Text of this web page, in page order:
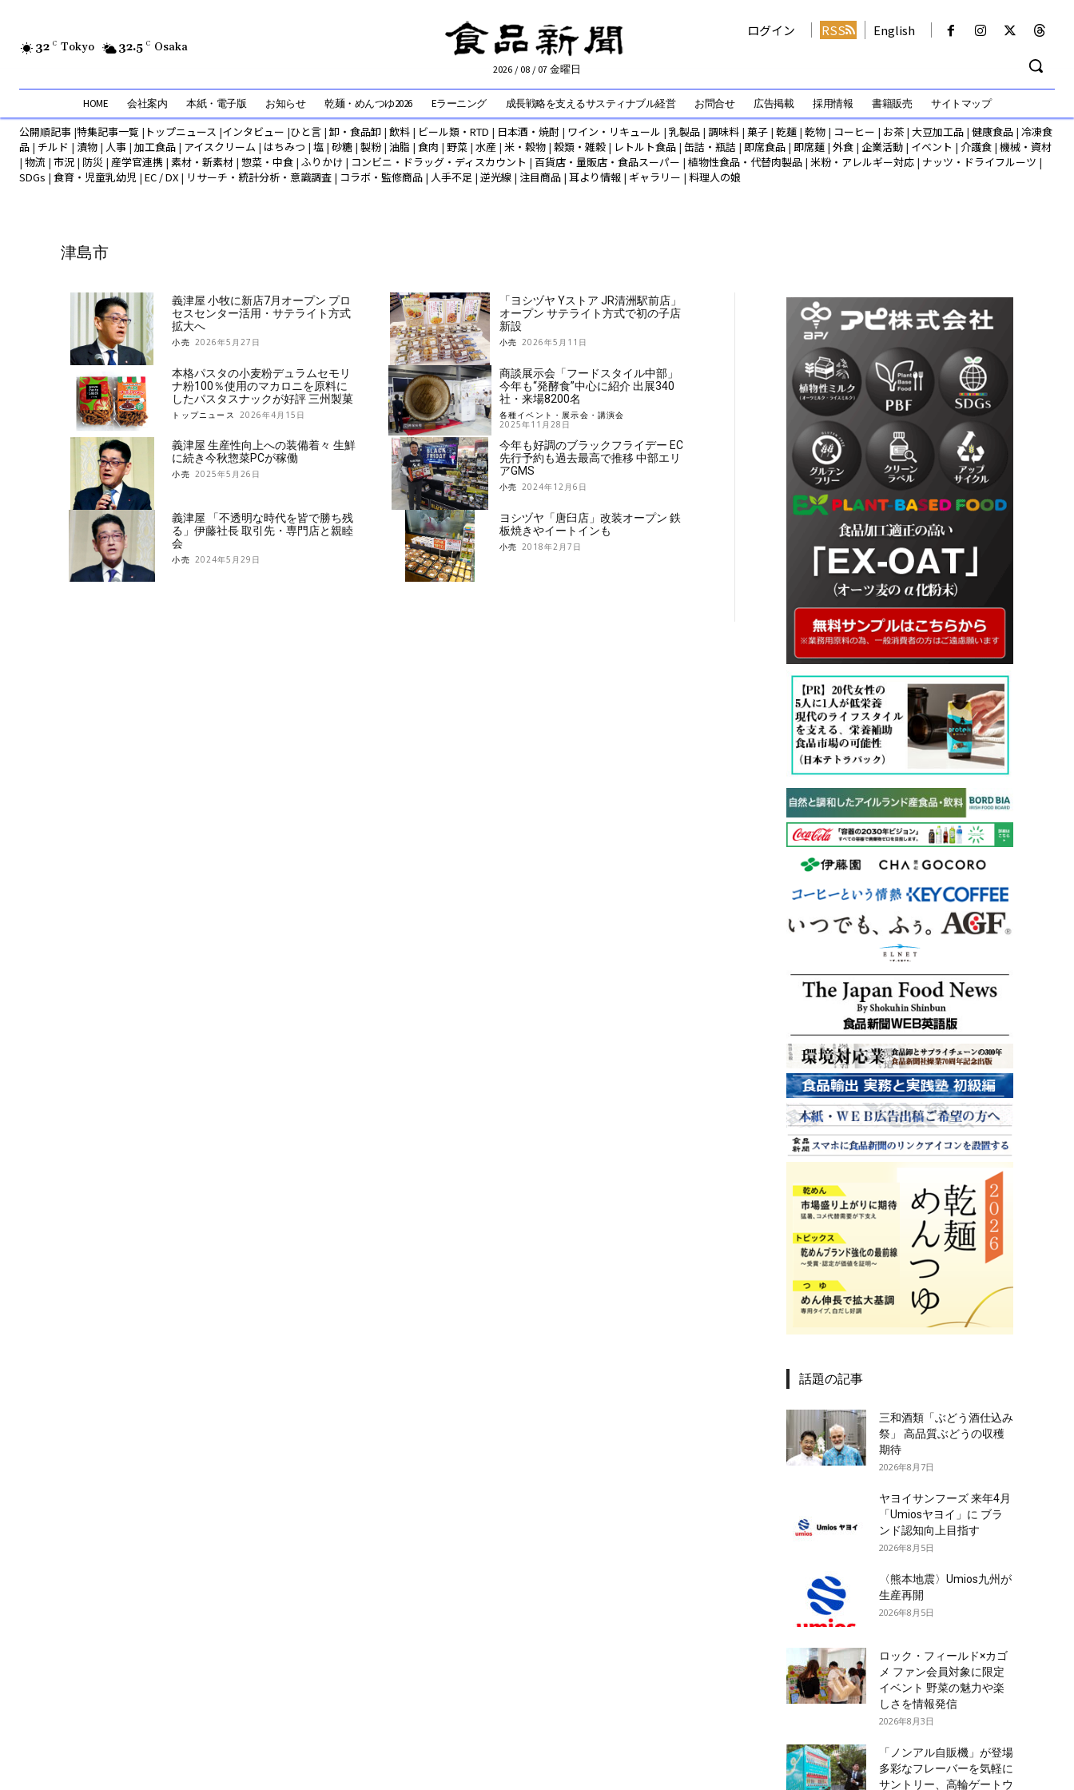
32 C Tokyo 32.5 C Osaka
2026 / 08 / 07 金曜日
ログイン RSS English
HOME 会社案内 本紙・電子版 お知らせ 乾麺・めんつゆ2026 Eラーニング 成長戦略を支えるサスティナブル経営 お問合せ 広告掲載 採用情報 書籍販売 サイトマップ
公開順記事 |特集記事一覧 | トップニュース |インタビュー |ひと言 |卸・食品卸 | 飲料 | ビール類・RTD | 日本酒・焼酎 | ワイン・リキュール | 乳製品 | 調味料 | 菓子 | 乾麺 | 乾物 | コーヒー | お茶 | 大豆加工品 | 健康食品 | 冷凍食
品 | チルド | 漬物 | 人事 | 加工食品 | アイスクリーム | はちみつ | 塩 | 砂糖 | 製粉| 油脂 | 食肉 | 野菜 | 水産 | 米・穀物 | 穀類・雑穀 | レトルト食品 | 缶詰・瓶詰 | 即席食品 | 即席麺 | 外食 | 企業活動 | イベント | 介護食 | 機械・資材
| 物流 | 市況 | 防災 | 産学官連携 | 素材・新素材 | 惣菜・中食 | ふりかけ | コンビニ・ドラッグ・ディスカウント | 百貨店・量販店・食品スーパー | 植物性食品・代替肉製品 | 米粉・アレルギー対応 | ナッツ・ドライフルーツ |
SDGs | 食育・児童乳幼児 | EC / DX | リサーチ・統計分析・意識調査 | コラボ・監修商品 | 人手不足 | 逆光線 | 注目商品 | 耳より情報 | ギャラリー | 料理人の娘
津島市
義津屋 小牧に新店7月オープン プロ
セスセンター活用・サテライト方式
拡大へ
小売 2026年5月27日
「ヨシヅヤ Yストア JR清洲駅前店」
オープン サテライト方式で初の子店
新設
小売 2026年5月11日
本格パスタの小麦粉デュラムセモリ
ナ粉100％使用のマカロニを原料に
したパスタスナックが好評 三州製菓
トップニュース 2026年4月15日
商談展示会「フードスタイル中部」
今年も“発酵食”中心に紹介 出展340
社・来場8200名
各種イベント・展示会・講演会
2025年11月28日
義津屋 生産性向上への装備着々 生鮮
に続き今秋惣菜PCが稼働
小売 2025年5月26日
今年も好調のブラックフライデー EC
先行予約も過去最高で推移 中部エリ
アGMS
小売 2024年12月6日
義津屋 「不透明な時代を皆で勝ち残
る」伊藤社長 取引先・専門店と親睦
会
小売 2024年5月29日
ヨシヅヤ「唐臼店」改装オープン 鉄
板焼きやイートインも
小売 2018年2月7日
話題の記事
三和酒類「ぶどう酒仕込み
祭」 高品質ぶどうの収穫
期待
2026年8月7日
ヤヨイサンフーズ 来年4月
「Umiosヤヨイ」に ブラ
ンド認知向上目指す
2026年8月5日
〈熊本地震〉Umios九州が
生産再開
2026年8月5日
ロック・フィールド×カゴ
メ ファン会員対象に限定
イベント 野菜の魅力や楽
しさを情報発信
2026年8月3日
「ノンアル自販機」が登場
多彩なフレーバーを気軽に
サントリー、高輪ゲートウ